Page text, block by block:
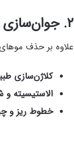
۲. جوان‌سازی و بازسازی پوست
علاوه بر حذف موهای
کلاژن‌سازی
الاستیسیته
خطوط ریز و